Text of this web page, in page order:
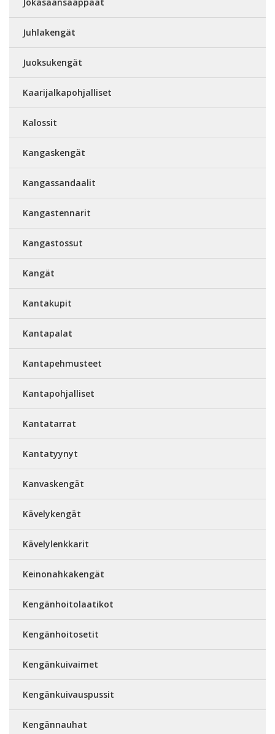
Juhlakengät
Juoksukengät
Kaarijalkapohjalliset
Kalossit
Kangaskengät
Kangassandaalit
Kangastennarit
Kangastossut
Kangät
Kantakupit
Kantapalat
Kantapehmusteet
Kantapohjalliset
Kantatarrat
Kantatyynyt
Kanvaskengät
Kävelykengät
Kävelylenkkarit
Keinonahkakengät
Kengänhoitolaatikot
Kengänhoitosetit
Kengänkuivaimet
Kengänkuivauspussit
Kengännauhat